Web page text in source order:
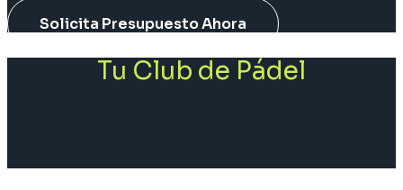
Solicita Presupuesto Ahora
Tu Club de Pádel